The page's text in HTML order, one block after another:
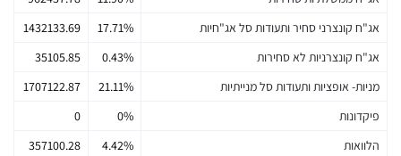
אג"ח קונצרני סחיר ותעודות סל אג"חיות
17.71%
1432133.69
אג"ח קונצרניות לא סחירות
0.43%
35105.85
מניות- אופציות ותעודות סל מנייתיות
21.11%
1707122.87
פיקדונות
0%
0
הלוואות
4.42%
357100.28